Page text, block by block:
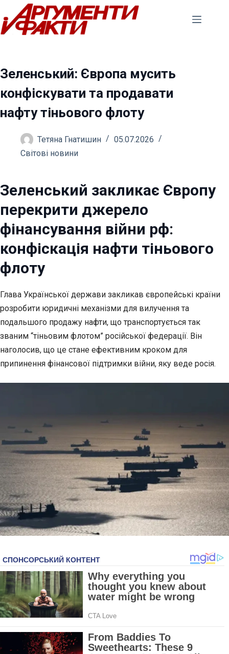
Перейти
до
вмісту
Зеленський: Європа мусить
конфіскувати та продавати
нафту тіньового флоту
Тетяна Гнатишин
05.07.2026
Світові новини
Зеленський закликає Європу
перекрити джерело
фінансування війни рф:
конфіскація нафти тіньового
флоту
Глава Української держави закликав європейські країни
розробити юридичні механізми для вилучення та
подальшого продажу нафти, що транспортується так
званим “тіньовим флотом” російської федерації. Він
наголосив, що це стане ефективним кроком для
припинення фінансової підтримки війни, яку веде росія.